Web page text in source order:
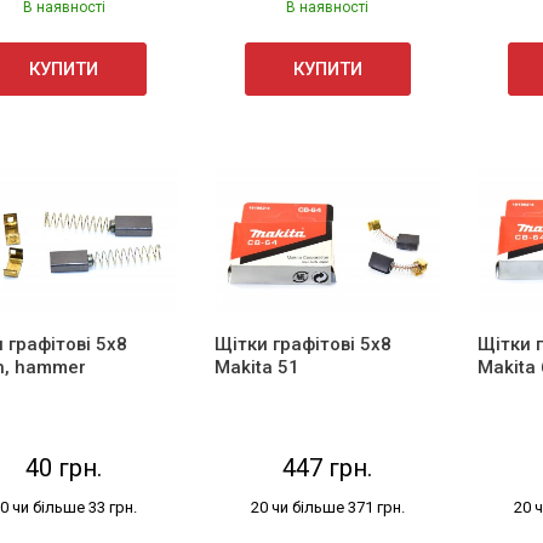
В наявності
КУПИТИ
В наявності
КУПИТИ
5х8
hammer
40 грн.
чи більше 33 грн.
Щітки графітові 5х8
Makita 51
447 грн.
20 чи більше 371 грн.
Щітки
Makita
20